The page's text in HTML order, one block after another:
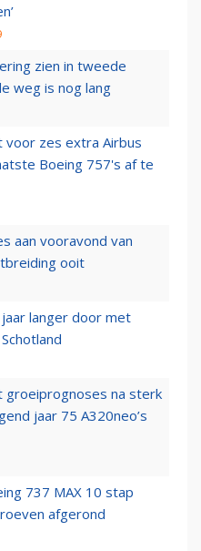
zien in tweede
weg is nog lang
voor zes extra Airbus
Boeing 757's af te
aan vooravond van
ooit
jaar langer door met
groeiprognoses na sterk
jaar 75 A320neo’s
737 MAX 10 stap
afgerond